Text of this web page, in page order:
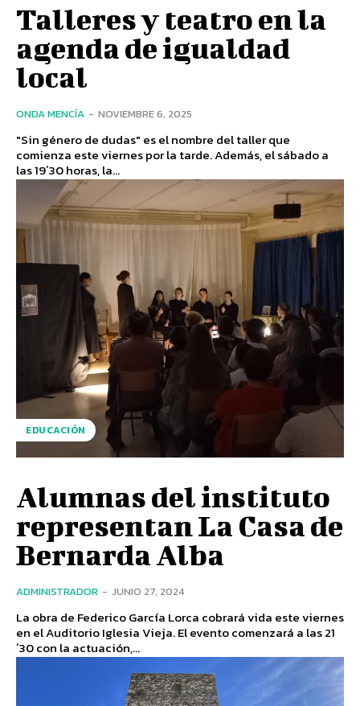
Talleres y teatro en la
agenda de igualdad
local
ONDA MENCÍA - NOVIEMBRE 6, 2025
"Sin género de dudas" es el nombre del taller que
comienza este viernes por la tarde. Además, el sábado a
las 19´30 horas, la...
EDUCACIÓN
Alumnas del instituto
representan La Casa de
Bernarda Alba
ADMINISTRADOR - JUNIO 27, 2024
La obra de Federico García Lorca cobrará vida este viernes
en el Auditorio Iglesia Vieja. El evento comenzará a las 21
´30 con la actuación,...